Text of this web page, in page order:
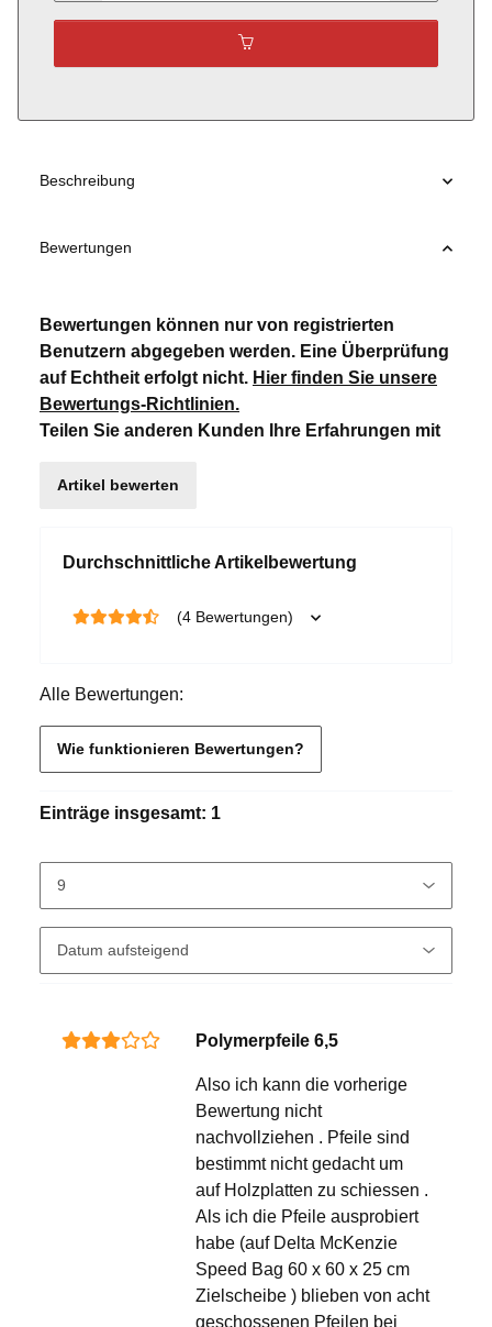
Beschreibung
Bewertungen
Durchschnittliche Artikelbewertung
(4 Bewertungen)
Bewertungen können nur von registrierten
Benutzern abgegeben werden. Eine Überprüfung
auf Echtheit erfolgt nicht. Hier finden Sie unsere
Bewertungs-Richtlinien.
Teilen Sie anderen Kunden Ihre Erfahrungen mit
Artikel bewerten
Alle Bewertungen:
Wie funktionieren Bewertungen?
Einträge insgesamt: 1
Polymerpfeile 6,5
Also ich kann die vorherige
Bewertung nicht
nachvollziehen . Pfeile sind
bestimmt nicht gedacht um
auf Holzplatten zu schiessen .
Als ich die Pfeile ausprobiert
habe (auf Delta McKenzie
Speed Bag 60 x 60 x 25 cm
Zielscheibe ) blieben von acht
geschossenen Pfeilen bei